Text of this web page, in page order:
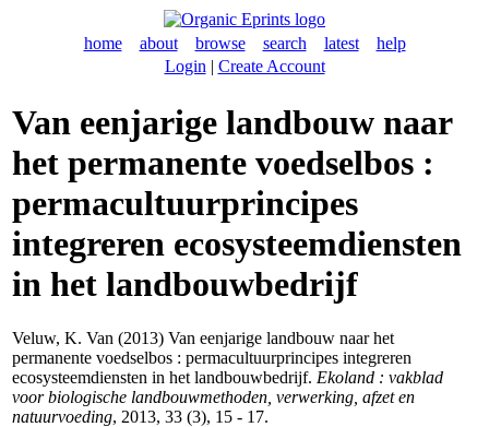
home about browse search latest
help
Login | Create Account
Van eenjarige landbouw naar
het permanente voedselbos :
permacultuurprincipes
integreren ecosysteemdiensten
in het landbouwbedrijf
Veluw, K. Van (2013) Van eenjarige landbouw naar het
permanente voedselbos : permacultuurprincipes integreren
ecosysteemdiensten in het landbouwbedrijf. Ekoland : vakblad
voor biologische landbouwmethoden, verwerking, afzet en
natuurvoeding, 2013, 33 (3), 15 - 17.